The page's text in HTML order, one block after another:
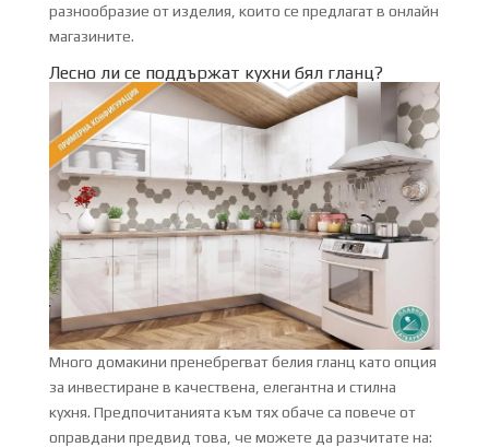
разнообразие от изделия, които се предлагат в онлайн
магазините.
Лесно ли се поддържат кухни бял гланц?
Много домакини пренебрегват белия гланц като опция
за инвестиране в качествена, елегантна и стилна
кухня. Предпочитанията към тях обаче са повече от
оправдани предвид това, че можете да разчитате на: